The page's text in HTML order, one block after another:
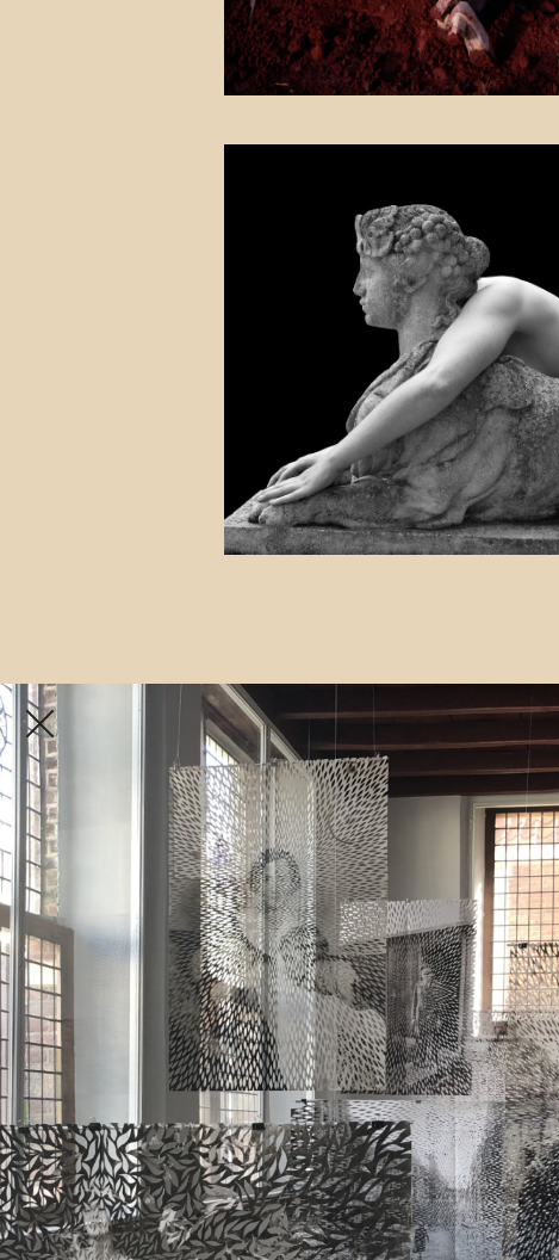
Contact
Zaadmarkt 112
7201 DE Zutphen
info@datbolwerck.nl
Gesteund door